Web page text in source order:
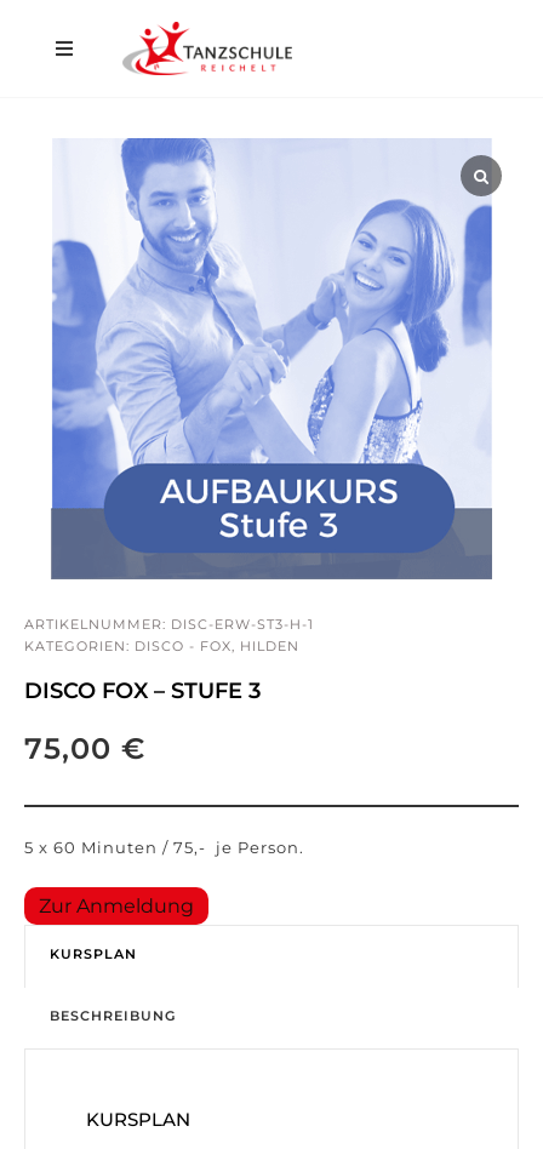
Düsseldorf
Hilden
Events
Aktuelles
Kontakt
Shop
ARTIKELNUMMER: DISC-ERW-ST3-H-1
KATEGORIEN: DISCO - FOX, HILDEN
DISCO FOX – STUFE 3
75,00 €
5 x 60 Minuten / 75,- je Person.
Zur Anmeldung
KURSPLAN
BESCHREIBUNG
KURSPLAN